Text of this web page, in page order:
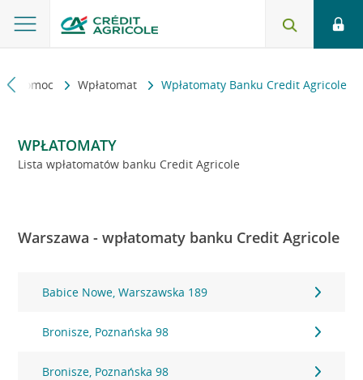
i pomoc Wpłatomat Wpłatomaty Banku Credit Agricole
WPŁATOMATY
Lista wpłatomatów banku Credit Agricole
Warszawa - wpłatomaty banku Credit Agricole
Babice Nowe, Warszawska 189
Bronisze, Poznańska 98
Bronisze, Poznańska 98